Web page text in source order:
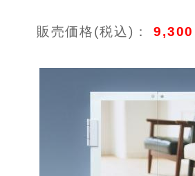
販売価格(税込)： 9,300